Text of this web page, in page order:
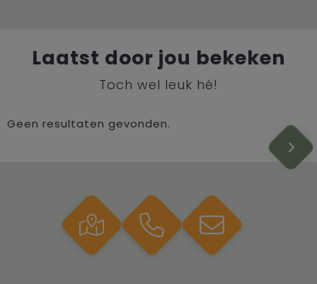
Laatst door jou bekeken
Toch wel leuk hé!
Geen resultaten gevonden.